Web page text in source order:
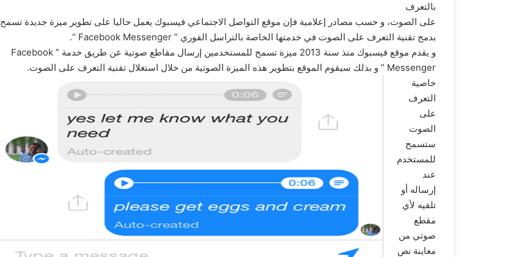
بالتعرف
على الصوت، و حسب مصادر إعلامية فإن موقع التواصل الاجتماعي فيسبوك يعمل حاليا على تطوير ميزة جديدة تسمح
بدمج تقنية التعرف على الصوت في خدمتها الخاصة بالتراسل الفوري ” Facebook Messenger “.
و يقدم موقع فيسبوك منذ سنة 2013 ميزة تسمح للمستخدمين إرسال مقاطع صوتية عن طريق خدمة ” Facebook
Messenger ” و بذلك سيقوم الموقع بتطوير هذه الميزة الصوتية من خلال استغلال تقنية التعرف على الصوت.
خاصية
التعرف
على
الصوت
ستسمح
للمستخدم
عند
إرساله أو
تلقيه لأي
مقطع
صوتي من
معاينة نص